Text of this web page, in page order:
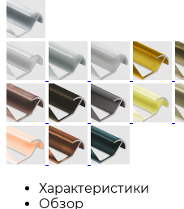
Характеристики
Обзор